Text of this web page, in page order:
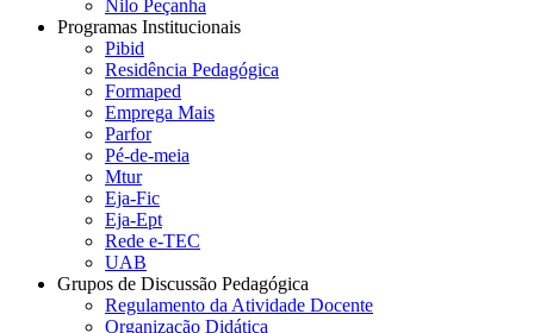
Nilo Peçanha
Programas Institucionais
Pibid
Residência Pedagógica
Formaped
Emprega Mais
Parfor
Pé-de-meia
Mtur
Eja-Fic
Eja-Ept
Rede e-TEC
UAB
Grupos de Discussão Pedagógica
Regulamento da Atividade Docente
Organização Didática